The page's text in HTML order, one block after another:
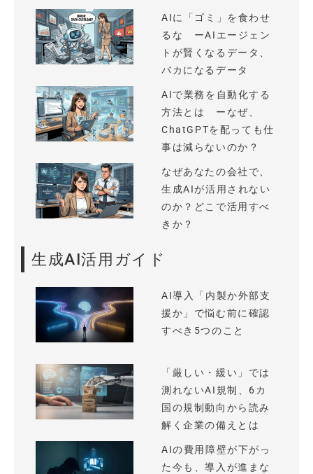
AIに「ゴミ」を食わせ
るな ーAIエージェン
トが賢くなるデータ、
バカになるデータ
AIで業務を自動化する
方法とは ーなぜ、
ChatGPTを配っても仕
事は減らないのか？
なぜあなたの会社で、
生成AIが活用されない
のか？どこで活用すべ
きか？
生成AI活用ガイド
AI導入「内製か外部支
援か」で悩む前に確認
すべき5つのこと
「厳しい・緩い」では
測れないAI規制、6カ
国の規制動向から読み
解く企業の備えとは
AIの費用障壁が下がっ
た今も、導入が進まな